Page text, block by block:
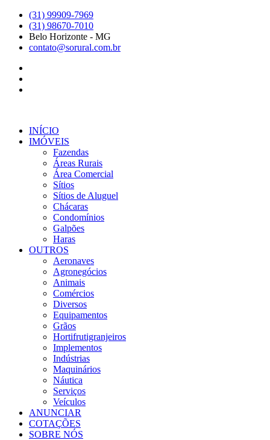
para
conteúdo
(31) 99909-7969
(31) 98670-7010
Belo Horizonte - MG
contato@sorural.com.br
INÍCIO
IMÓVEIS
Fazendas
Áreas Rurais
Área Comercial
Sítios
Sítios de Aluguel
Chácaras
Condomínios
Galpões
Haras
OUTROS
Aeronaves
Agronegócios
Animais
Comércios
Diversos
Equipamentos
Grãos
Hortifrutigranjeiros
Implementos
Indústrias
Maquinários
Náutica
Serviços
Veículos
ANUNCIAR
COTAÇÕES
SOBRE NÓS